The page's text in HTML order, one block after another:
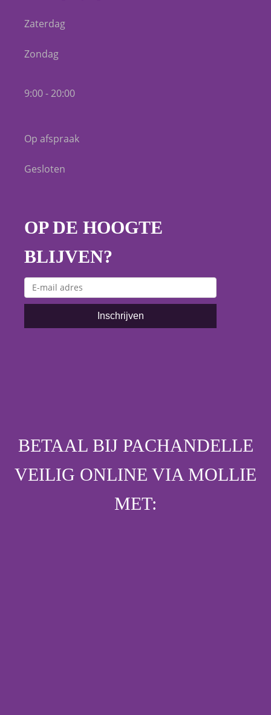
Zaterdag
Zondag
9:00 - 20:00
Op afspraak
Gesloten
OP DE HOOGTE
BLIJVEN?
BETAAL BIJ PACHANDELLE
VEILIG ONLINE VIA MOLLIE
MET: